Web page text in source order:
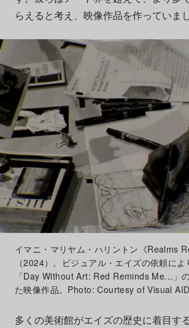
らえると考え、映像作品を作っていまし
イマニ・マリヤム・ハリントン《Realms
（2024）。ビジュアル・エイズの依頼に
「Day Without Art: Red Reminds Me...」
た映像作品。Photo: Courtesy of Visual
多くの美術館がエイズの歴史に着目す